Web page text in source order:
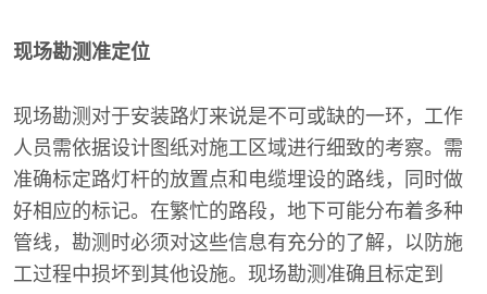
现场勘测准定位
现场勘测对于安装路灯来说是不可或缺的一环，工作
人员需依据设计图纸对施工区域进行细致的考察。需
准确标定路灯杆的放置点和电缆埋设的路线，同时做
好相应的标记。在繁忙的路段，地下可能分布着多种
管线，勘测时必须对这些信息有充分的了解，以防施
工过程中损坏到其他设施。现场勘测准确且标定到